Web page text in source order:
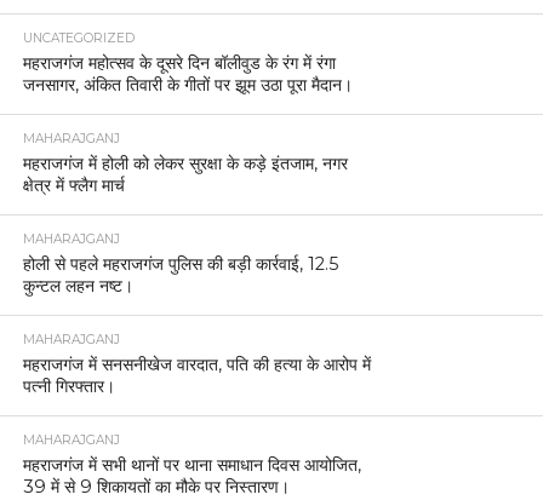
UNCATEGORIZED
महराजगंज महोत्सव के दूसरे दिन बॉलीवुड के रंग में रंगा
जनसागर, अंकित तिवारी के गीतों पर झूम उठा पूरा मैदान।
MAHARAJGANJ
महराजगंज में होली को लेकर सुरक्षा के कड़े इंतजाम, नगर
क्षेत्र में फ्लैग मार्च
MAHARAJGANJ
होली से पहले महराजगंज पुलिस की बड़ी कार्रवाई, 12.5
कुन्टल लहन नष्ट।
MAHARAJGANJ
महराजगंज में सनसनीखेज वारदात, पति की हत्या के आरोप में
पत्नी गिरफ्तार।
MAHARAJGANJ
महराजगंज में सभी थानों पर थाना समाधान दिवस आयोजित,
39 में से 9 शिकायतों का मौके पर निस्तारण।